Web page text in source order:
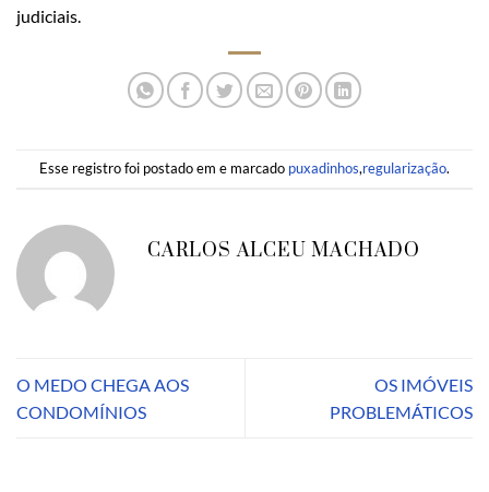
judiciais.
Esse registro foi postado em e marcado puxadinhos,regularização.
CARLOS ALCEU MACHADO
O MEDO CHEGA AOS
CONDOMÍNIOS
OS IMÓVEIS
PROBLEMÁTICOS